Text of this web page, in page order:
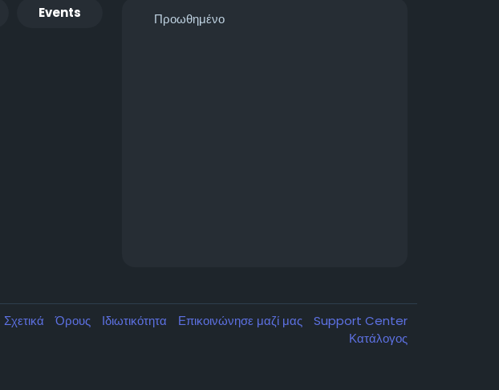
Events Προωθημένο
Σχετικά Όρους Ιδιωτικότητα Επικοινώνησε μαζί μας
Support Center
Κατάλογος